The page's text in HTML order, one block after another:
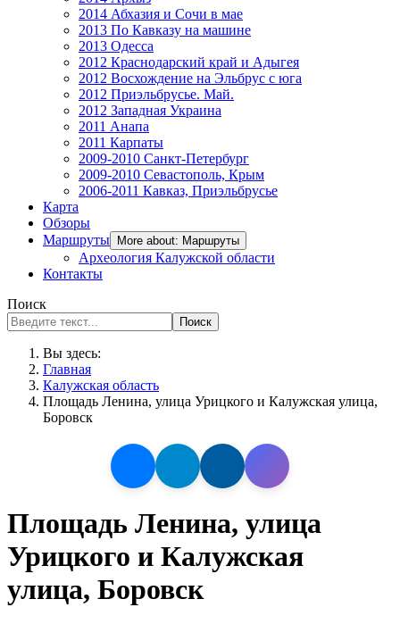
2014 Абхазия и Сочи в мае
2013 По Кавказу на машине
2013 Одесса
2012 Краснодарский край и Адыгея
2012 Восхождение на Эльбрус с юга
2012 Приэльбрусье. Май.
2012 Западная Украина
2011 Анапа
2011 Карпаты
2009-2010 Санкт-Петербург
2009-2010 Севастополь, Крым
2006-2011 Кавказ, Приэльбрусье
Карта
Обзоры
Маршруты
More about: Маршруты
Археология Калужской области
Контакты
Поиск
Поиск
Вы здесь:
Главная
Калужская область
Площадь Ленина, улица Урицкого и Калужская улица,
Боровск
Площадь Ленина, улица
Урицкого и Калужская
улица, Боровск